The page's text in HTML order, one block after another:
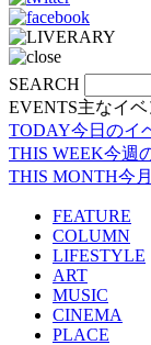
SEARCH
EVENTS主なイ
TODAY今日のイ
THIS WEEK今週
THIS MONTH今
FEATURE
COLUMN
LIFESTYLE
ART
MUSIC
CINEMA
PLACE